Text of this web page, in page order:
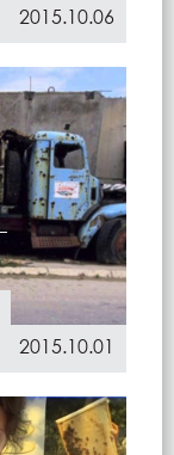
2015.10.06
2015.10.01